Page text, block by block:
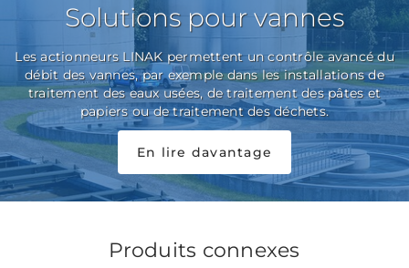
Solutions pour vannes
Les actionneurs LINAK permettent un contrôle avancé du
débit des vannes, par exemple dans les installations de
traitement des eaux usées, de traitement des pâtes et
papiers ou de traitement des déchets.
En lire davantage
Produits connexes